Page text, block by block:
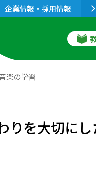
企業情報・採用情報
楽の学習
りを大切に